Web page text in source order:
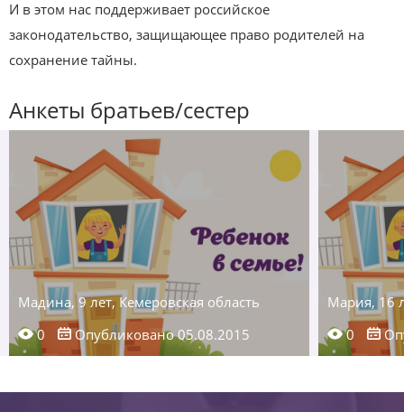
И в этом нас поддерживает российское
законодательство, защищающее право родителей на
сохранение тайны.
Анкеты братьев/сестер
Мадина, 9 лет, Кемеровская область
0
Опубликовано 05.08.2015
Мария, 16
0